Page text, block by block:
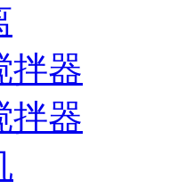
拌器
拌器